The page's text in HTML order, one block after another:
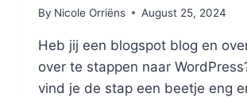
By Nicole Orriëns August 25, 2024
Heb jij een blogspot blog en
over te stappen naar
vind je de stap een beetje eng